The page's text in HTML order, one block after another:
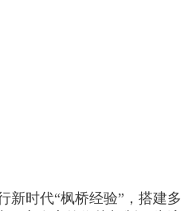
新时代“枫桥经验”，搭建多